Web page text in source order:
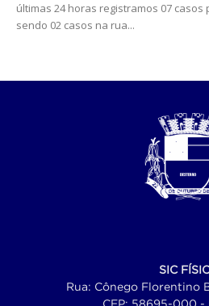
últimas 24 horas registramos 07 casos
sendo 02 casos na rua...
SIC
Rua: Cônego Florentino